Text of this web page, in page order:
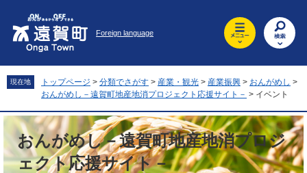
先
頭
。
を
飛
て
文
へ
Foreign language
現在地 トップページ > 分類でさがす > 産業・観光 > 産業振興 > おんがめし >
おんがめし－遠賀町地産地消プロジェクト応援サイト－ > イベント
おんがめし－遠賀町地産地消プロジ
ェクト応援サイト－